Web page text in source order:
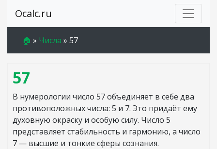
Ocalc.ru
🏠 » Числа » 57
57
В нумерологии число 57 объединяет в себе два
противоположных числа: 5 и 7. Это придаёт ему
духовную окраску и особую силу. Число 5
представляет стабильность и гармонию, а число
7 — высшие и тонкие сферы сознания.